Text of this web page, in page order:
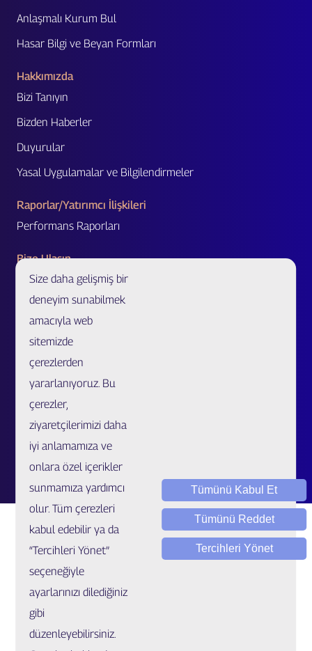
Size daha gelişmiş bir
deneyim sunabilmek
amacıyla web
sitemizde
çerezlerden
yararlanıyoruz. Bu
çerezler,
ziyaretçilerimizi daha
iyi anlamamıza ve
onlara özel içerikler
sunmamıza yardımcı
olur. Tüm çerezleri
kabul edebilir ya da
“Tercihleri Yönet”
seçeneğiyle
ayarlarınızı dilediğiniz
gibi
düzenleyebilirsiniz.
Tümünü Kabul Et
Tümünü Reddet
Tercihleri Yönet
Anlaşmalı Kurum Bul
Hasar Bilgi ve Beyan Formları
Hakkımızda
Bizi Tanıyın
Bizden Haberler
Duyurular
Yasal Uygulamalar ve Bilgilendirmeler
Raporlar/Yatırımcı İlişkileri
Performans Raporları
Bize Ulaşın
Acente Başvurusu
Acente/Broker Bul
Bölge Müdürlükleri ve İletişim Formu
Özel Ürünler ve Uzatılmış Garanti İş Ortaklığı Başvurusu
Sahtecilik Bildirim
Müşteri İlişkileri Merkezi
Kariyer
Talep / Öneri / Şikayet
Yasal Uygulamalar ve Bilgilendirmeler